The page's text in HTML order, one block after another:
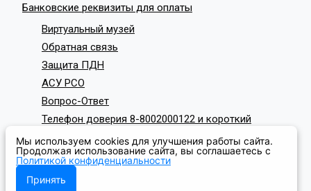
Банковские реквизиты для оплаты
Виртуальный музей
Обратная связь
Защита ПДН
АСУ РСО
Вопрос-Ответ
Телефон доверия 8-8002000122 и короткий
СОЦИАЛЬНЫЕ СЕТИ
Мы используем cookies для улучшения работы сайта.
Продолжая использование сайта, вы соглашаетесь с
Политикой конфиденциальности
Принять